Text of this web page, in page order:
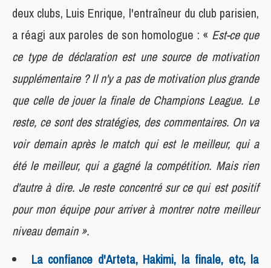
deux clubs, Luis Enrique, l'entraîneur du club parisien,
a réagi aux paroles de son homologue : « Est-ce que
ce type de déclaration est une source de motivation
supplémentaire ? Il n'y a pas de motivation plus grande
que celle de jouer la finale de Champions League. Le
reste, ce sont des stratégies, des commentaires. On va
voir demain après le match qui est le meilleur, qui a
été le meilleur, qui a gagné la compétition. Mais rien
d'autre à dire. Je reste concentré sur ce qui est positif
pour mon équipe pour arriver à montrer notre meilleur
niveau demain ».
La confiance d'Arteta, Hakimi, la finale, etc, la